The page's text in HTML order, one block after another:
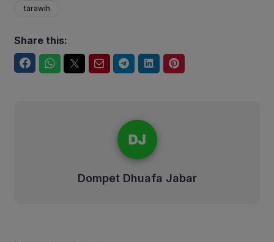
tarawih
Share this:
Dompet Dhuafa Jabar